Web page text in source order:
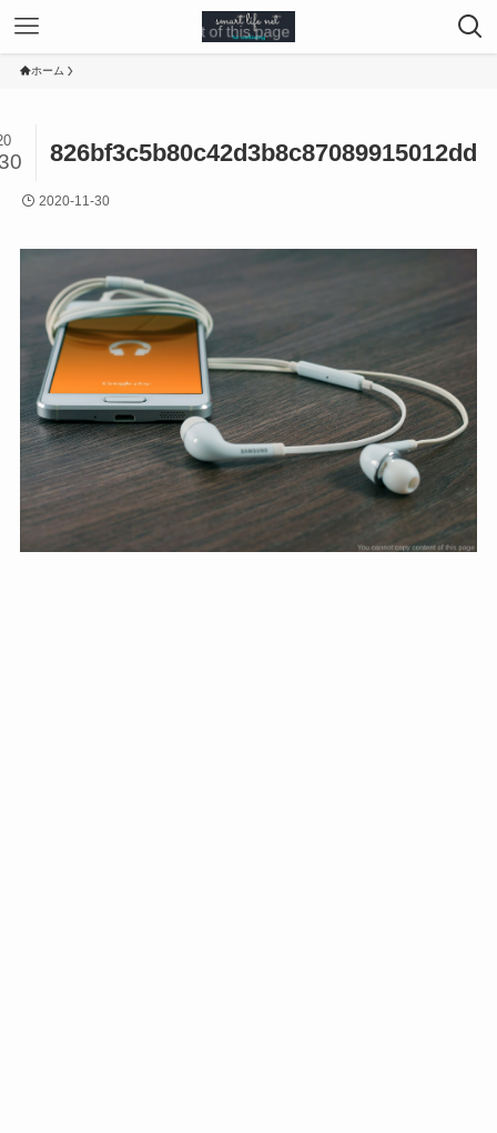
ホーム
826bf3c5b80c42d3b8c87089915012dd
2020-11-30